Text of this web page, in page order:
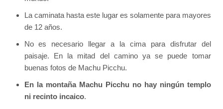
La caminata hasta este lugar es solamente para mayores
de 12 años.
No es necesario llegar a la cima para disfrutar del
paisaje. En la mitad del camino ya se puede tomar
buenas fotos de Machu Picchu.
En la montaña Machu Picchu no hay ningún templo
ni recinto incaico.